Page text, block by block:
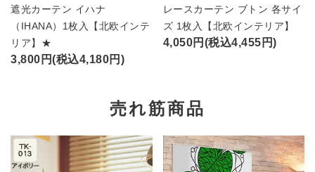
遮光カーテン イハナ
（IHANA）1枚入【北欧インテ
リア】★
3,800円(税込4,180円)
レースカーテン ブトン 各サイ
ズ 1枚入【北欧インテリア】
4,050円(税込4,455円)
売れ筋商品